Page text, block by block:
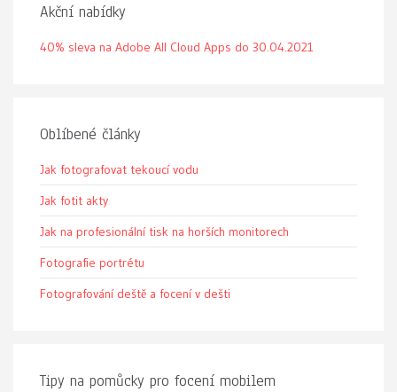
Akční nabídky
40% sleva na Adobe All Cloud Apps do 30.04.2021
Oblíbené články
Jak fotografovat tekoucí vodu
Jak fotit akty
Jak na profesionální tisk na horších monitorech
Fotografie portrétu
Fotografování deště a focení v dešti
Tipy na pomůcky pro focení mobilem